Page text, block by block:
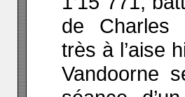
de Charles
très à l’aise
Vandoorne